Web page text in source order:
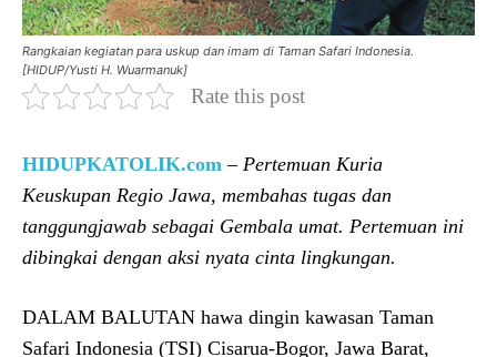
Rangkaian kegiatan para uskup dan imam di Taman Safari Indonesia.
[HIDUP/Yusti H. Wuarmanuk]
Rate this post
HIDUPKATOLIK.com – Pertemuan Kuria
Keuskupan Regio Jawa, membahas tugas dan
tanggungjawab sebagai Gembala umat. Pertemuan ini
dibingkai dengan aksi nyata cinta lingkungan.
DALAM BALUTAN hawa dingin kawasan Taman
Safari Indonesia (TSI) Cisarua-Bogor, Jawa Barat,